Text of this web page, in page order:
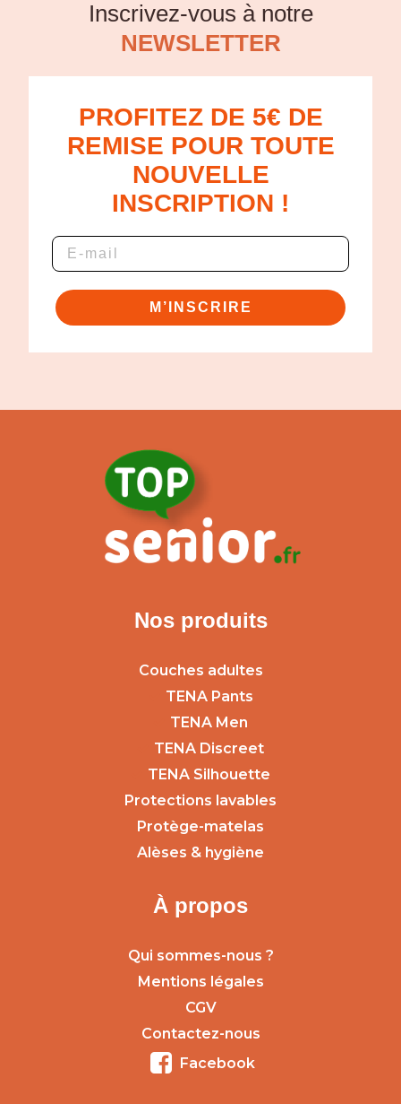
Inscrivez-vous à notre
NEWSLETTER
PROFITEZ DE 5€ DE
REMISE POUR TOUTE
NOUVELLE
INSCRIPTION !
M’INSCRIRE
Nos produits
Couches adultes
TENA Pants
TENA Men
TENA Discreet
TENA Silhouette
Protections lavables
Protège-matelas
Alèses & hygiène
À propos
Qui sommes-nous ?
Mentions légales
CGV
Contactez-nous
Facebook